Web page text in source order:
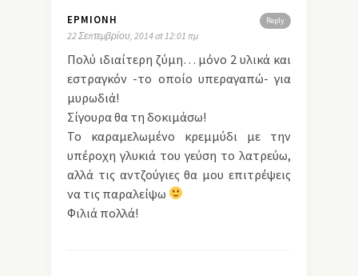
Reply
ΕΡΜΙΌΝΗ
22 Σεπτεμβρίου, 2014 at 12:01 πμ
Πολύ ιδιαίτερη ζύμη… μόνο 2 υλικά και
εστραγκόν -το οποίο υπεραγαπώ- για
μυρωδιά!
Σίγουρα θα τη δοκιμάσω!
Το καραμελωμένο κρεμμύδι με την
υπέροχη γλυκιά του γεύση το λατρεύω,
αλλά τις αντζούγιες θα μου επιτρέψεις
να τις παραλείψω
Φιλιά πολλά!